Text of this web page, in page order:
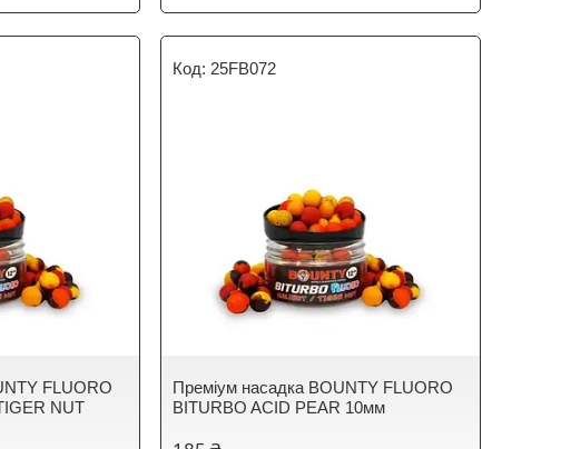
FLUORO
NUT
25FB072
Преміум насадка BOUNTY FLUORO
BITURBO ACID PEAR 10мм